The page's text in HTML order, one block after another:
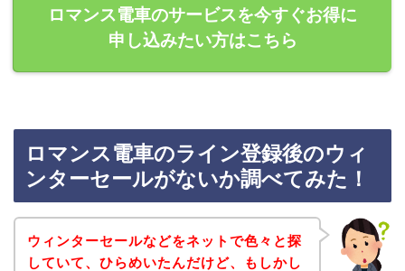
ロマンス電車のサービスを今すぐお得に
申し込みたい方はこちら
ロマンス電車のライン登録後のウィ
ンターセールがないか調べてみた！
ウィンターセールなどをネットで色々と探
していて、ひらめいたんだけど、もしかし